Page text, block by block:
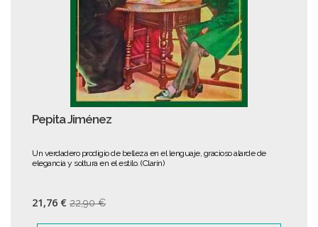
Pepita Jiménez
Un verdadero prodigio de belleza en el lenguaje, gracioso alarde de
elegancia y soltura en el estilo. (Clarín)
21,76 € 22,90 €